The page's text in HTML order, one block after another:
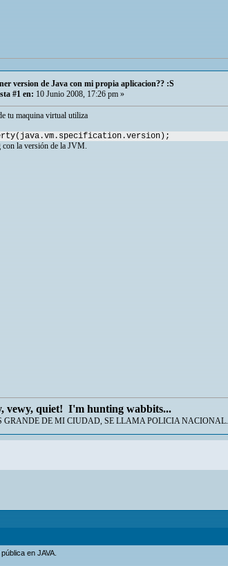
version de Java con mi propia aplicacion?? :S
#1 en: 10 Junio 2008, 17:26 pm »
tu maquina virtual utiliza
con la versión de la JVM.
vewy, quiet! I'm hunting wabbits...
GRANDE DE MI CIUDAD, SE LLAMA POLICIA NACIONAL.
en JAVA.